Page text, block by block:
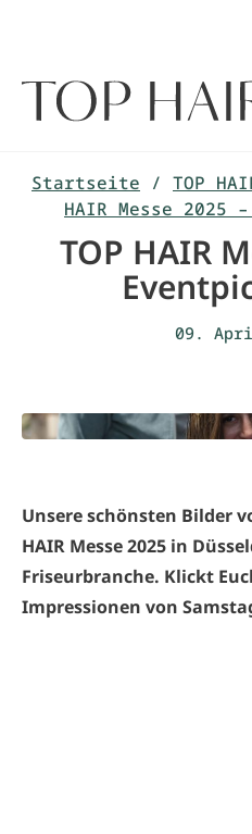
Startseite / TOP
HAIR Messe 2025
TOP HAIR
09.
Unsere schönsten Bilder
HAIR Messe 2025 in
Friseurbranche. Klickt
Impressionen von